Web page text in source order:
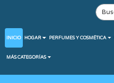
INICIO HOGAR PERFUMES Y COSMÉTICA
MÁS CATEGORÍAS